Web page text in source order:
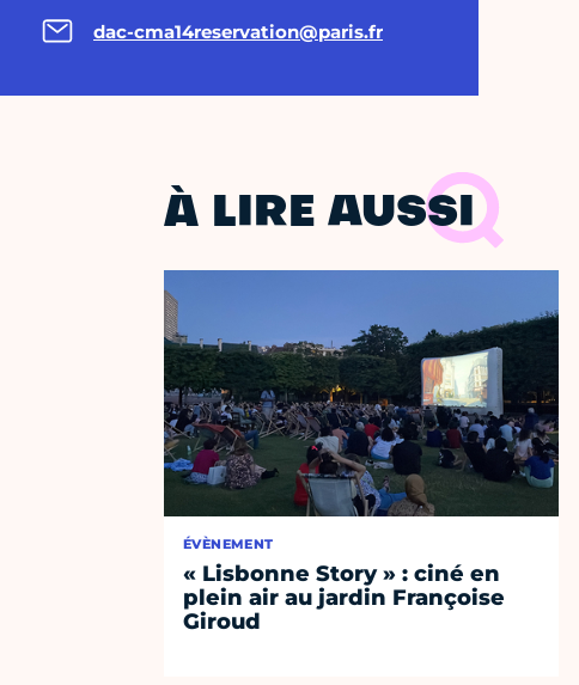
dac-cma14reservation@paris.fr
À LIRE AUSSI
ÉVÈNEMENT
« Lisbonne Story » : ciné en
plein air au jardin Françoise
Giroud